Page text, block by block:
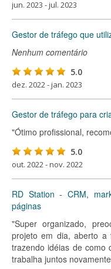
jun. 2023 - jul. 2023
Gestor de tráfego que
Nenhum comentário
5.0
dez. 2022 - jan. 2023
Gestor de tráfego para
"Ótimo profissional,
5.0
out. 2022 - nov. 2022
RD Station - CRM,
páginas
"Super organizado,
projeto em dia, aberto a
trazendo idéias de como
trabalha juntos